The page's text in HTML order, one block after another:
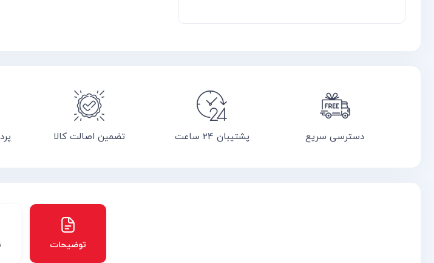
دسترسی سریع پشتیبان 24 ساعت تضمین اصالت کالا
توضیحات